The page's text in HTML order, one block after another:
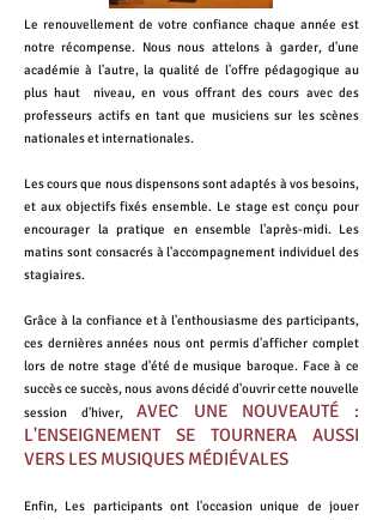
Le renouvellement de votre confiance chaque année est
notre récompense. Nous nous attelons à garder, d'une
académie à l'autre, la qualité de l'offre pédagogique au
plus haut niveau, en vous offrant des cours avec des
professeurs actifs en tant que musiciens sur les scènes
nationales et internationales.
Les cours que nous dispensons sont adaptés à vos besoins,
et aux objectifs fixés ensemble. Le stage est conçu pour
encourager la pratique en ensemble l'après-midi. Les
matins sont consacrés à l'accompagnement individuel des
stagiaires.
Grâce à la confiance et à l'enthousiasme des participants,
ces dernières années nous ont permis d'afficher complet
lors de notre stage d'été de musique baroque. Face à ce
succès ce succès, nous avons décidé d'ouvrir cette nouvelle
session d'hiver,
AVEC UNE NOUVEAUTÉ :
L'ENSEIGNEMENT SE TOURNERA AUSSI
VERS LES MUSIQUES MÉDIÉVALES
Enfin, Les participants ont l'occasion unique de jouer